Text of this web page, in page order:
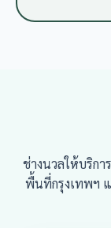
ช่างนวลให้บริกา
พื้นที่กรุงเทพฯ